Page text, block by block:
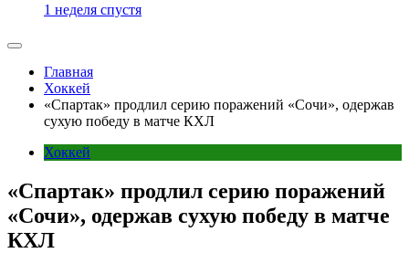
1 неделя спустя
Главная
Хоккей
«Спартак» продлил серию поражений «Сочи», одержав
сухую победу в матче КХЛ
Хоккей
«Спартак» продлил серию поражений
«Сочи», одержав сухую победу в матче
КХЛ